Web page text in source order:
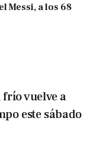
Messi, a los 68
frío vuelve a
este sábado